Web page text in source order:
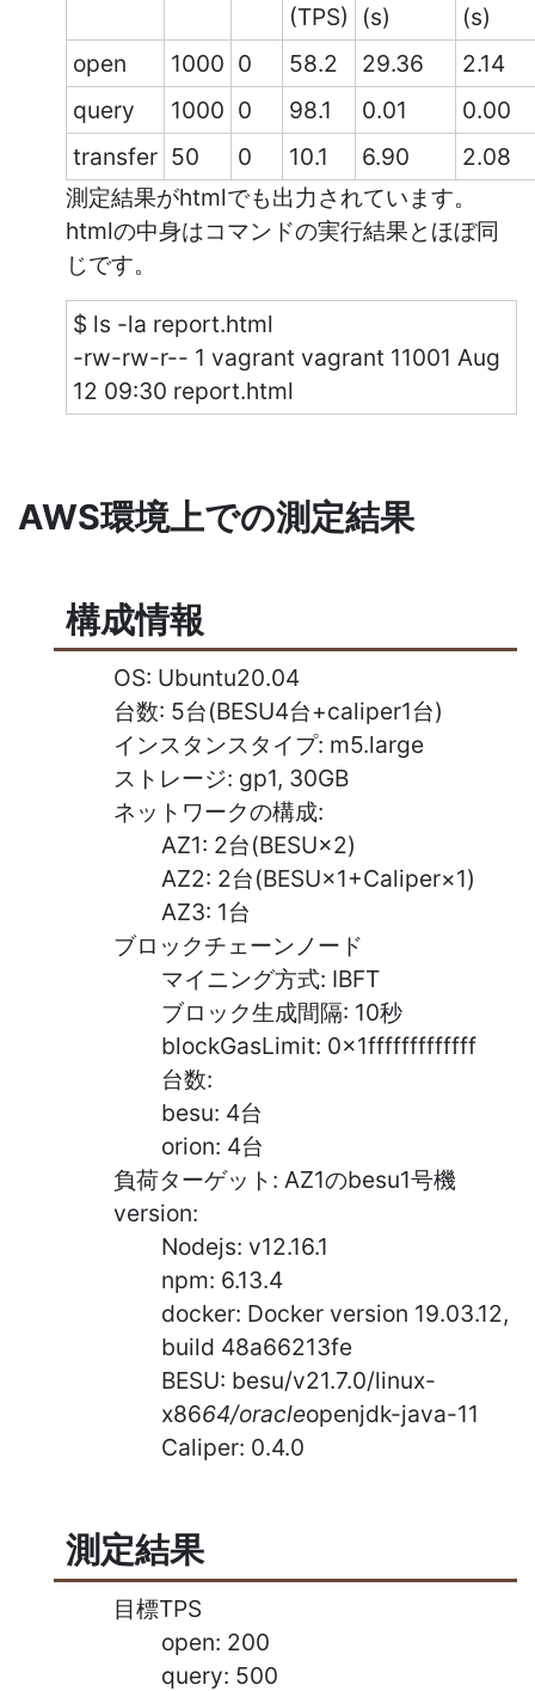
(TPS)
(s)
(s)
open
1000 0 58.2 29.36
2.14
query
1000 0 98.1 0.01
0.00
transfer 50 0 10.1 6.90
2.08
測定結果がhtmlでも出力されています。
htmlの中身はコマンドの実行結果とほぼ同
じです。
$ ls -la report.html
-rw-rw-r-- 1 vagrant vagrant 11001 Aug
12 09:30 report.html
AWS環境上での測定結果
構成情報
OS: Ubuntu20.04
台数: 5台(BESU4台+caliper1台)
インスタンスタイプ: m5.large
ストレージ: gp1, 30GB
ネットワークの構成:
AZ1: 2台(BESU×2)
AZ2: 2台(BESU×1+Caliper×1)
AZ3: 1台
ブロックチェーンノード
マイニング方式: IBFT
ブロック生成間隔: 10秒
blockGasLimit: 0x1fffffffffffff
台数:
besu: 4台
orion: 4台
負荷ターゲット: AZ1のbesu1号機
version:
Nodejs: v12.16.1
npm: 6.13.4
docker: Docker version 19.03.12,
build 48a66213fe
BESU: besu/v21.7.0/linux-
x8664/oracleopenjdk-java-11
Caliper: 0.4.0
測定結果
目標TPS
open: 200
query: 500